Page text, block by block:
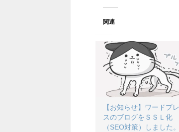
関連
【お知らせ】ワードプレ
スのブログをＳＳＬ化
（SEO対策）しました。